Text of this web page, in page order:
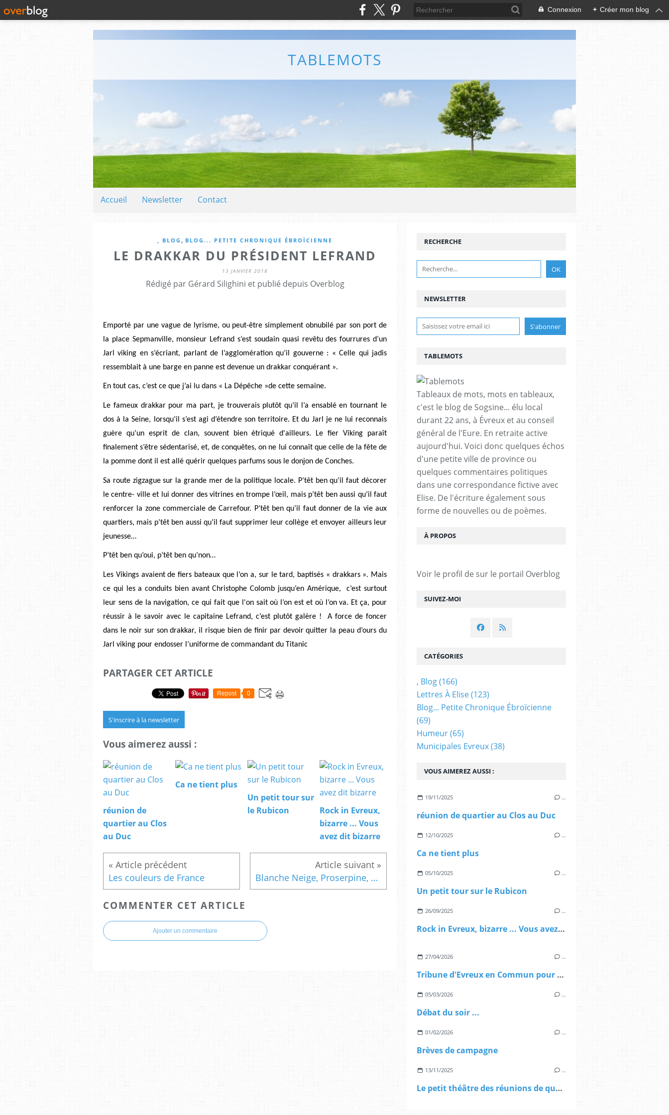
Connexion + Créer mon blog
TABLEMOTS
Accueil Newsletter Contact
, BLOG , BLOG... PETITE CHRONIQUE ÉBROÏCIENNE
LE DRAKKAR DU PRÉSIDENT LEFRAND
13 JANVIER 2018
Rédigé par Gérard Silighini et publié depuis Overblog
Emporté par une vague de lyrisme, ou peut-être simplement obnubilé par son port de
la place Sepmanville, monsieur Lefrand s’est soudain quasi revêtu des fourrures d’un
Jarl viking en s’écriant, parlant de l’agglomération qu’il gouverne : « Celle qui jadis
ressemblait à une barge en panne est devenue un drakkar conquérant ».
En tout cas, c’est ce que j’ai lu dans « La Dépêche »de cette semaine.
Le fameux drakkar pour ma part, je trouverais plutôt qu’il l’a ensablé en tournant le
dos à la Seine, lorsqu’il s’est agi d’étendre son territoire. Et du Jarl je ne lui reconnais
guère qu’un esprit de clan, souvent bien étriqué d'ailleurs. Le fier Viking paraît
finalement s’être sédentarisé, et, de conquêtes, on ne lui connaît que celle de la fête de
la pomme dont il est allé quérir quelques parfums sous le donjon de Conches.
Sa route zigzague sur la grande mer de la politique locale. P’têt ben qu’il faut décorer
le centre- ville et lui donner des vitrines en trompe l’œil, mais p’têt ben aussi qu’il faut
renforcer la zone commerciale de Carrefour. P’têt ben qu’il faut donner de la vie aux
quartiers, mais p’têt ben aussi qu’il faut supprimer leur collège et envoyer ailleurs leur
jeunesse…
P’têt ben qu’oui, p’têt ben qu’non…
Les Vikings avaient de fiers bateaux que l’on a, sur le tard, baptisés « drakkars ». Mais
ce qui les a conduits bien avant Christophe Colomb jusqu’en Amérique, c’est surtout
leur sens de la navigation, ce qui fait que l'on sait où l’on est et où l’on va. Et ça, pour
réussir à le savoir avec le capitaine Lefrand, c’est plutôt galère ! A force de foncer
dans le noir sur son drakkar, il risque bien de finir par devoir quitter la peau d’ours du
Jarl viking pour endosser l’uniforme de commandant du Titanic
PARTAGER CET ARTICLE
Repost 0
S'inscrire à la newsletter
Vous aimerez aussi :
réunion de
quartier au Clos
au Duc
Ca ne tient plus
Un petit tour sur
le Rubicon
Rock in Evreux,
bizarre ... Vous
avez dit bizarre
Les couleurs de France Blanche Neige, Proserpine, Alice et les autres
COMMENTER CET ARTICLE
Ajouter un commentaire
NEWSLETTER
SUIVEZ-MOI
RECHERCHE
TABLEMOTS
Tableaux de mots, mots en tableaux,
c'est le blog de Sogsine... élu local
durant 22 ans, à Évreux et au conseil
général de l'Eure. En retraite active
aujourd'hui. Voici donc quelques échos
d'une petite ville de province ou
quelques commentaires politiques
dans une correspondance fictive avec
Elise. De l'écriture également sous
forme de nouvelles ou de poèmes.
À PROPOS
Voir le profil de sur le portail Overblog
VOUS AIMEREZ AUSSI :
19/11/2025 …
réunion de quartier au Clos au Duc
12/10/2025 …
Ca ne tient plus
05/10/2025 …
Un petit tour sur le Rubicon
26/09/2025 …
Rock in Evreux, bizarre ... Vous avez dit bizarre
27/04/2026 …
Tribune d'Evreux en Commun pour le magazine de la ville
05/03/2026 …
Débat du soir ...
01/02/2026 …
Brèves de campagne
13/11/2025 …
Le petit théâtre des réunions de quartier
CATÉGORIES
, Blog(166)
Lettres À Elise(123)
Blog... Petite Chronique Ébroïcienne
(69)
Humeur(65)
Municipales Evreux(38)